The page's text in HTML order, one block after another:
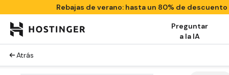
Rebajas de verano: hasta un 80% de descuento
Preguntar
a la IA
Atrás